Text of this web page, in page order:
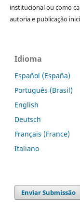
institucional ou como
autoria e publicação
Idioma
Español (España)
Português (Brasil)
English
Deutsch
Français (France)
Italiano
Enviar Submissão